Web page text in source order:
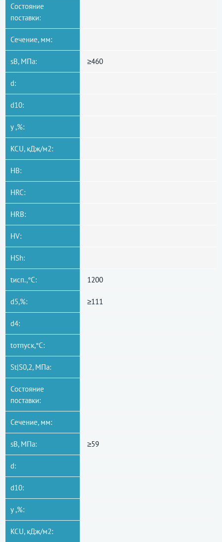
Состояние
поставки:
Сечение, мм:
sB, МПа: ≥460
d:
d10:
y ,%:
KCU, кДж/м2:
HB:
HRC:
HRB:
HV:
HSh:
tисп.,°C: 1200
d5,%: ≥111
d4:
tотпуск,°C:
St|S0,2, МПа:
Состояние
поставки:
Сечение, мм:
sB, МПа: ≥59
d:
d10:
y ,%:
KCU, кДж/м2: